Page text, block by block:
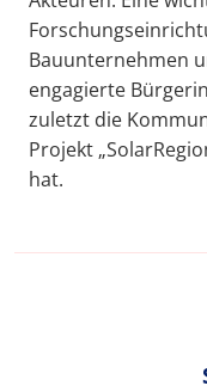
Bauunternehmen
engagierte
zuletzt die
Projekt
hat.